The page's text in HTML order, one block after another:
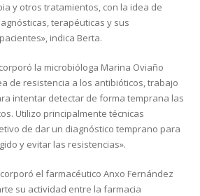
y otros tratamientos, con la idea de
terapéuticas y sus
indica Berta.
la microbióloga Marina Oviaño
de resistencia a los antibióticos, trabajo
intentar detectar de forma temprana las
Utilizo principalmente técnicas
de dar un diagnóstico temprano para
y evitar las resistencias».
el farmacéutico Anxo Fernández
su actividad entre la farmacia